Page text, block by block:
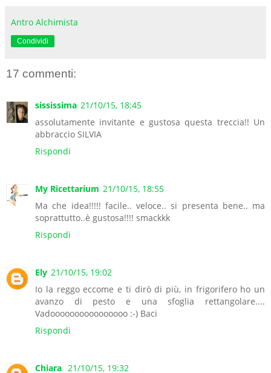
Antro Alchimista
Condividi
17 commenti:
sississima 21/10/15, 18:45
assolutamente invitante e gustosa questa treccia!! Un
abbraccio SILVIA
Rispondi
My Ricettarium 21/10/15, 18:55
Ma che idea!!!!! facile.. veloce.. si presenta bene.. ma
soprattutto..è gustosa!!!! smackkk
Rispondi
Ely 21/10/15, 19:02
Io la reggo eccome e ti dirò di più, in frigorifero ho un
avanzo di pesto e una sfoglia rettangolare....
Vadoooooooooooooooo :-) Baci
Rispondi
Chiara 21/10/15, 19:32